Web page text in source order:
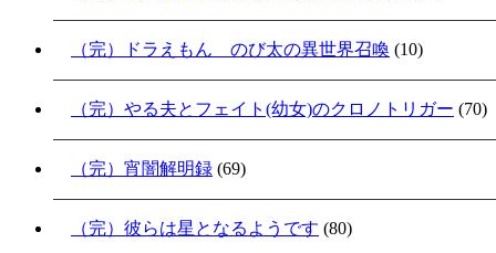
（完）ドラえもん のび太の異世界召喚 (10)
（完）やる夫とフェイト(幼女)のクロノトリガー (70)
（完）宵闇解明録 (69)
（完）彼らは星となるようです (80)